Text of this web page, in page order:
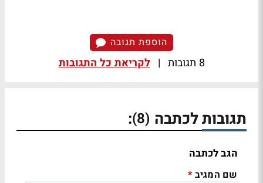
הוספת תגובה
8 תגובות | לקריאת כל התגובות
תגובות לכתבה (8)
:
הגב לכתבה
שם המגיב *